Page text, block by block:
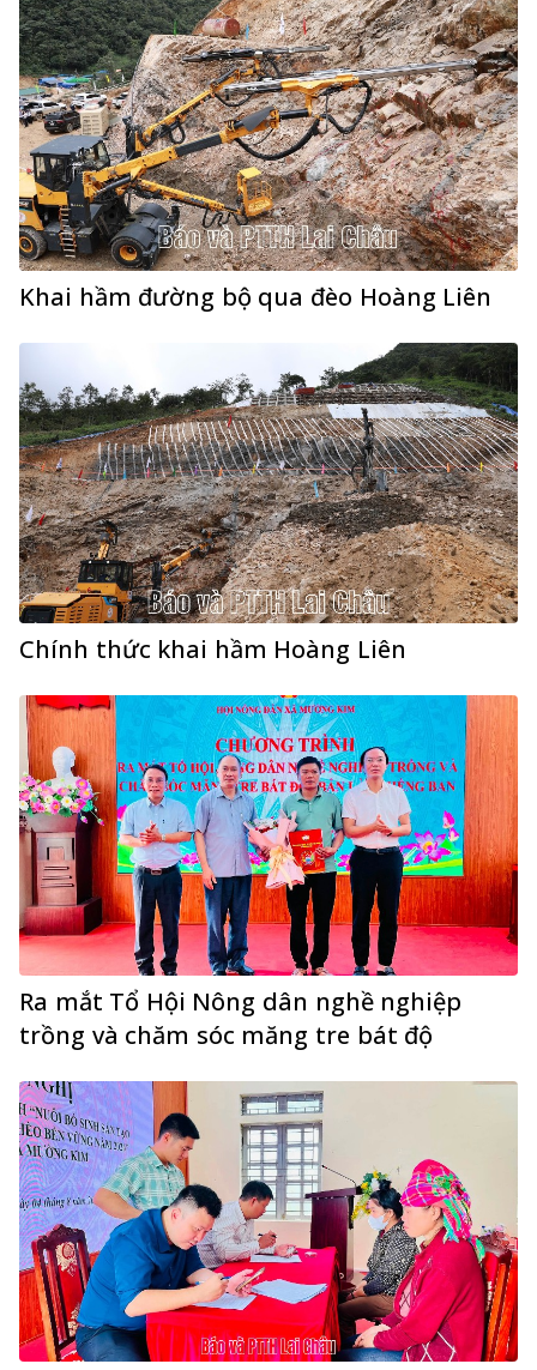
Khai hầm đường bộ qua đèo Hoàng Liên
Chính thức khai hầm Hoàng Liên
Ra mắt Tổ Hội Nông dân nghề nghiệp
trồng và chăm sóc măng tre bát độ